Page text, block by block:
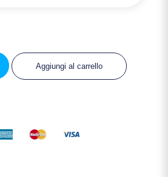
Aggiungi al carrello